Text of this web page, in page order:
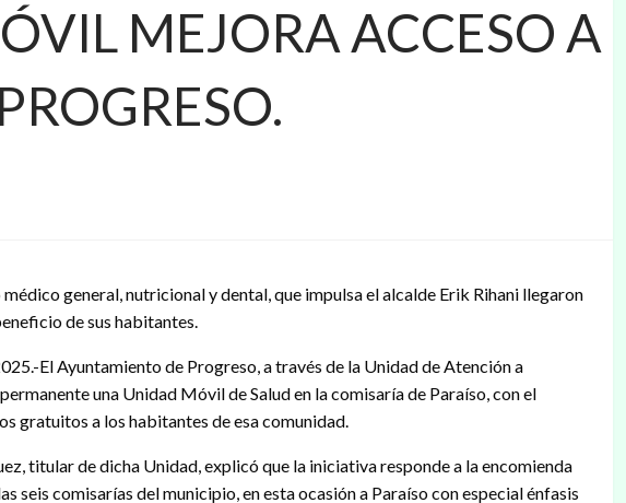
MEJORA ACCESO A
general, nutricional y dental, que impulsa el alcalde Erik Rihani llegaron
de sus habitantes.
El Ayuntamiento de Progreso, a través de la Unidad de Atención a
una Unidad Móvil de Salud en la comisaría de Paraíso, con el
gratuitos a los habitantes de esa comunidad.
titular de dicha Unidad, explicó que la iniciativa responde a la encomienda
seis comisarías del municipio, en esta ocasión a Paraíso con especial énfasis